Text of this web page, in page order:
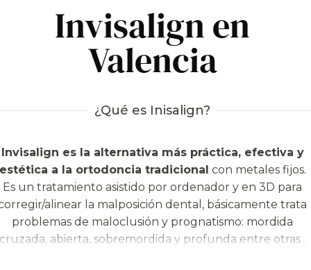
Invisalign en
Valencia
¿Qué es Inisalign?
Invisalign es la alternativa más práctica, efectiva y
a la ortodoncia tradicional con metales fijos.
Es un tratamiento asistido por ordenador y en 3D para
alinear la malposición dental, básicamente trata
problemas de maloclusión y prognatismo: mordida
cruzada, abierta, sobremordida y profunda entre otras .